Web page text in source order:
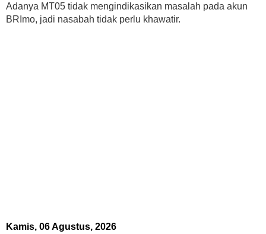
Adanya MT05 tidak mengindikasikan masalah pada akun
BRImo, jadi nasabah tidak perlu khawatir.
Kamis, 06 Agustus, 2026